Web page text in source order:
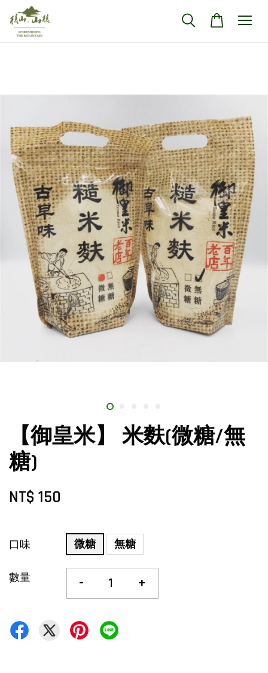
【御皇米】 米麩(微糖/無
糖)
NT$ 150
口味 微糖 無糖
數量 - +